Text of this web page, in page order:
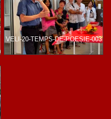
VELI-20-TEMPS-DE-POESIE-003